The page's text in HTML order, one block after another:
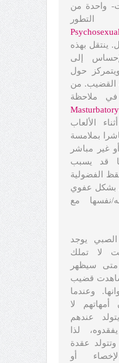
واحدة من
Psychosexual
ينتقل بهذه
إلى
ويتمركز حول
القضيب. من
في ملاحظة
Masturbatory
الألعاب
بملامسة
أو غير مباشر
قد يسبب
الفضولية
بشكل عفوي
نفسها مع
يوجد
لا تملك
متى سيظهر
قضيب
وعندما
أمهاتهم لا
عندهم
لذا
عقدة
أو